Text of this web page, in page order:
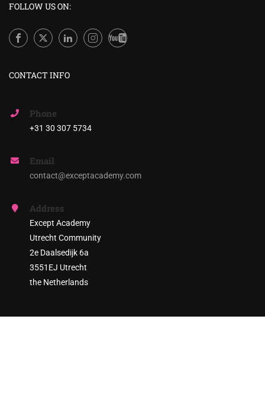
FOLLOW US ON:
CONTACT INFO
Phone
+31 30 307 5734
Email
contact@exceptacademy.com
Address
Except Academy
Utrecht Community
2e Daalsedijk 6a
3551EJ Utrecht
the Netherlands